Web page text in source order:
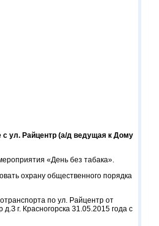
с ул. Райцентр (а/д ведущая к Дому
«День без табака».
охрану общественного порядка
по ул. Райцентр от
г. Красногорска 31.05.2015 года с